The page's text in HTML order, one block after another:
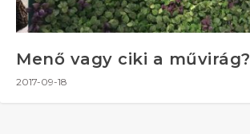
Menő vagy ciki a művirág?
2017-09-18